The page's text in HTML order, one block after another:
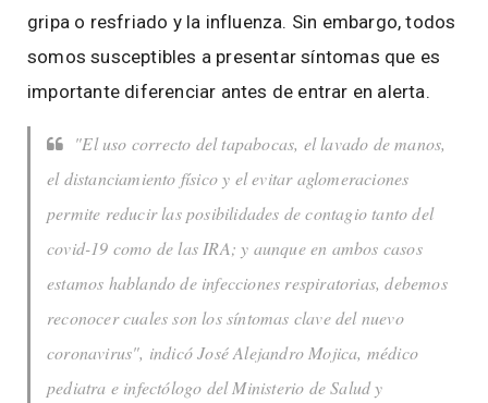
gripa o resfriado y la influenza. Sin embargo, todos
somos susceptibles a presentar síntomas que es
importante diferenciar antes de entrar en alerta.
"El uso correcto del tapabocas, el lavado de manos,
el distanciamiento físico y el evitar aglomeraciones
permite reducir las posibilidades de contagio tanto del
covid-19 como de las IRA; y aunque en ambos casos
estamos hablando de infecciones respiratorias, debemos
reconocer cuales son los síntomas clave del nuevo
coronavirus", indicó José Alejandro Mojica, médico
pediatra e infectólogo del Ministerio de Salud y